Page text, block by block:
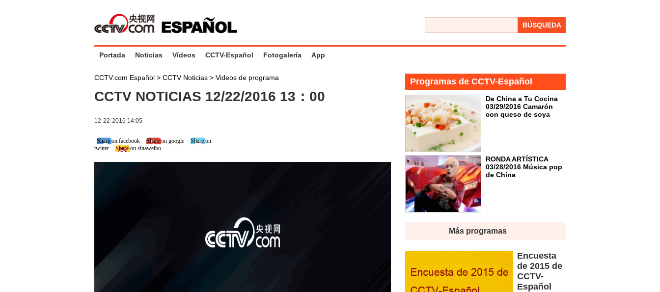
BÚSQUEDA
Portada Noticias Vídeos CCTV-Español Fotogalería App
CCTV.com Español > CCTV Noticias > Videos de programa
CCTV NOTICIAS 12/22/2016 13：00
12-22-2016 14:05
Share on facebook Share on google
Share on
twitter
Share on sinaweibo
Programas de CCTV-Español
De China a Tu Cocina
03/29/2016 Camarón
con queso de soya
RONDA ARTÍSTICA
03/28/2016 Música pop
de China
Más programas
Encuesta
de 2015 de
CCTV-
Español